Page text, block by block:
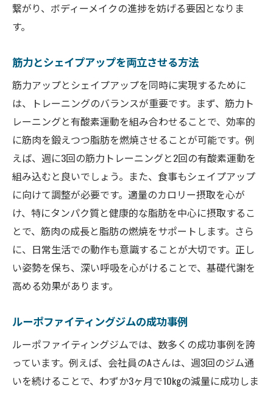
繋がり、ボディーメイクの進捗を妨げる要因となりま
す。
筋力とシェイプアップを両立させる方法
筋力アップとシェイプアップを同時に実現するために
は、トレーニングのバランスが重要です。まず、筋力ト
レーニングと有酸素運動を組み合わせることで、効率的
に筋肉を鍛えつつ脂肪を燃焼させることが可能です。例
えば、週に3回の筋力トレーニングと2回の有酸素運動を
組み込むと良いでしょう。また、食事もシェイプアップ
に向けて調整が必要です。適量のカロリー摂取を心が
け、特にタンパク質と健康的な脂肪を中心に摂取するこ
とで、筋肉の成長と脂肪の燃焼をサポートします。さら
に、日常生活での動作も意識することが大切です。正し
い姿勢を保ち、深い呼吸を心がけることで、基礎代謝を
高める効果があります。
ルーポファイティングジムの成功事例
ルーポファイティングジムでは、数多くの成功事例を誇
っています。例えば、会社員のAさんは、週3回のジム通
いを続けることで、わずか3ヶ月で10kgの減量に成功しま